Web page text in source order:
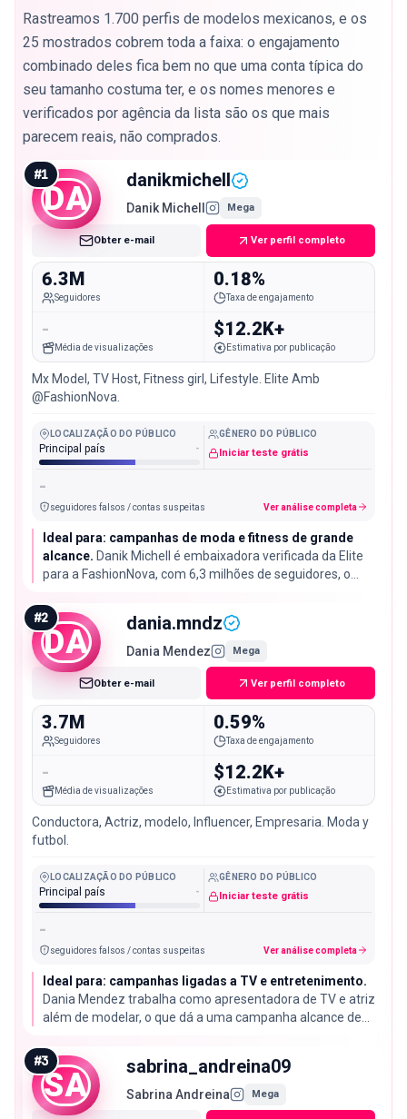
Rastreamos 1.700 perfis de modelos mexicanos, e os
25 mostrados cobrem toda a faixa: o engajamento
combinado deles fica bem no que uma conta típica do
seu tamanho costuma ter, e os nomes menores e
verificados por agência da lista são os que mais
parecem reais, não comprados.
DA
#1 danikmichell
Danik Michell Mega
Obter e-mail Ver perfil completo
6.3M
Seguidores
0.18%
Taxa de engajamento
-
Média de visualizações
$12.2K+
Estimativa por publicação
Mx Model, TV Host, Fitness girl, Lifestyle. Elite Amb
@FashionNova.
LOCALIZAÇÃO DO PÚBLICO
Principal país -
GÊNERO DO PÚBLICO
Iniciar teste grátis
-
seguidores falsos / contas suspeitas Ver análise completa
Ideal para: campanhas de moda e fitness de grande
alcance. Danik Michell é embaixadora verificada da Elite
para a FashionNova, com 6,3 milhões de seguidores, o
engajamento de 0,18% seja típica para uma conta mega
desse tamanho.
DA
#2 dania.mndz
Dania Mendez Mega
Obter e-mail Ver perfil completo
3.7M
Seguidores
0.59%
Taxa de engajamento
-
Média de visualizações
$12.2K+
Estimativa por publicação
Conductora, Actriz, modelo, Influencer, Empresaria. Moda y
futbol.
LOCALIZAÇÃO DO PÚBLICO
Principal país -
GÊNERO DO PÚBLICO
Iniciar teste grátis
-
seguidores falsos / contas suspeitas Ver análise completa
Ideal para: campanhas ligadas a TV e entretenimento.
Dania Mendez trabalha como apresentadora de TV e atriz
além de modelar, o que dá a uma campanha alcance de
Instagram.
SA
#3 sabrina_andreina09
Sabrina Andreina Mega